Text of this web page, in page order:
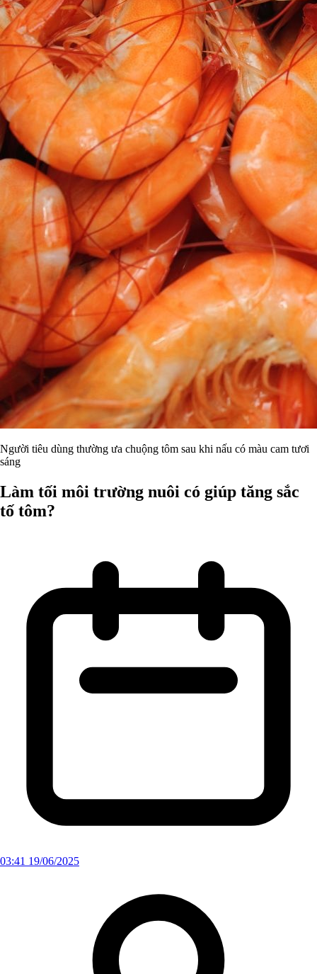
Người tiêu dùng thường ưa chuộng tôm sau khi nấu có màu cam tươi
sáng
Làm tối môi trường nuôi có giúp tăng sắc
tố tôm?
03:41 19/06/2025